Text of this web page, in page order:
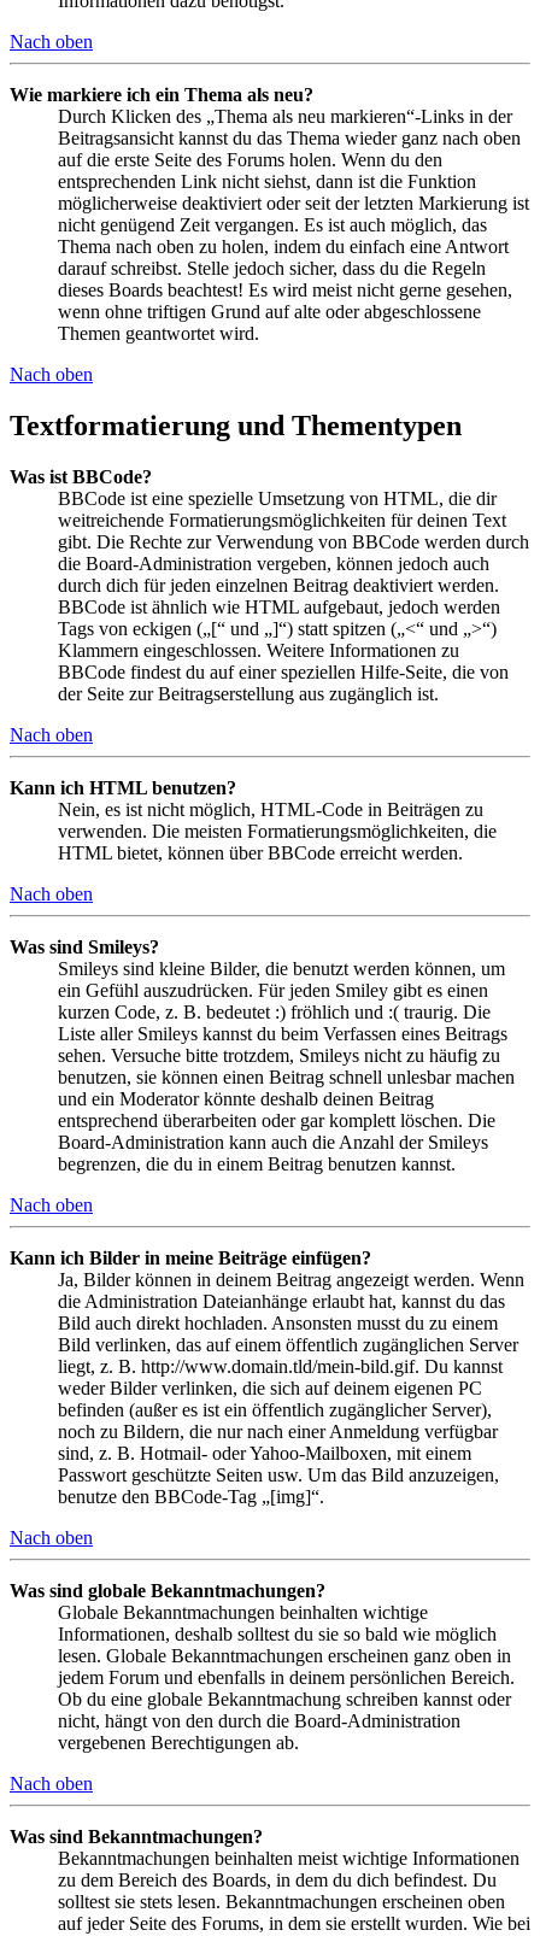
Nach oben
Wie markiere ich ein Thema als neu?
Durch Klicken des „Thema als neu markieren“-Links in der
Beitragsansicht kannst du das Thema wieder ganz nach oben
auf die erste Seite des Forums holen. Wenn du den
entsprechenden Link nicht siehst, dann ist die Funktion
möglicherweise deaktiviert oder seit der letzten Markierung ist
nicht genügend Zeit vergangen. Es ist auch möglich, das
Thema nach oben zu holen, indem du einfach eine Antwort
darauf schreibst. Stelle jedoch sicher, dass du die Regeln
dieses Boards beachtest! Es wird meist nicht gerne gesehen,
wenn ohne triftigen Grund auf alte oder abgeschlossene
Themen geantwortet wird.
Nach oben
Textformatierung und Thementypen
Was ist BBCode?
BBCode ist eine spezielle Umsetzung von HTML, die dir
weitreichende Formatierungsmöglichkeiten für deinen Text
gibt. Die Rechte zur Verwendung von BBCode werden durch
die Board-Administration vergeben, können jedoch auch
durch dich für jeden einzelnen Beitrag deaktiviert werden.
BBCode ist ähnlich wie HTML aufgebaut, jedoch werden
Tags von eckigen („[“ und „]“) statt spitzen („<“ und „>“)
Klammern eingeschlossen. Weitere Informationen zu
BBCode findest du auf einer speziellen Hilfe-Seite, die von
der Seite zur Beitragserstellung aus zugänglich ist.
Nach oben
Kann ich HTML benutzen?
Nein, es ist nicht möglich, HTML-Code in Beiträgen zu
verwenden. Die meisten Formatierungsmöglichkeiten, die
HTML bietet, können über BBCode erreicht werden.
Nach oben
Was sind Smileys?
Smileys sind kleine Bilder, die benutzt werden können, um
ein Gefühl auszudrücken. Für jeden Smiley gibt es einen
kurzen Code, z. B. bedeutet :) fröhlich und :( traurig. Die
Liste aller Smileys kannst du beim Verfassen eines Beitrags
sehen. Versuche bitte trotzdem, Smileys nicht zu häufig zu
benutzen, sie können einen Beitrag schnell unlesbar machen
und ein Moderator könnte deshalb deinen Beitrag
entsprechend überarbeiten oder gar komplett löschen. Die
Board-Administration kann auch die Anzahl der Smileys
begrenzen, die du in einem Beitrag benutzen kannst.
Nach oben
Kann ich Bilder in meine Beiträge einfügen?
Ja, Bilder können in deinem Beitrag angezeigt werden. Wenn
die Administration Dateianhänge erlaubt hat, kannst du das
Bild auch direkt hochladen. Ansonsten musst du zu einem
Bild verlinken, das auf einem öffentlich zugänglichen Server
liegt, z. B. http://www.domain.tld/mein-bild.gif. Du kannst
weder Bilder verlinken, die sich auf deinem eigenen PC
befinden (außer es ist ein öffentlich zugänglicher Server),
noch zu Bildern, die nur nach einer Anmeldung verfügbar
sind, z. B. Hotmail- oder Yahoo-Mailboxen, mit einem
Passwort geschützte Seiten usw. Um das Bild anzuzeigen,
benutze den BBCode-Tag „[img]“.
Nach oben
Was sind globale Bekanntmachungen?
Globale Bekanntmachungen beinhalten wichtige
Informationen, deshalb solltest du sie so bald wie möglich
lesen. Globale Bekanntmachungen erscheinen ganz oben in
jedem Forum und ebenfalls in deinem persönlichen Bereich.
Ob du eine globale Bekanntmachung schreiben kannst oder
nicht, hängt von den durch die Board-Administration
vergebenen Berechtigungen ab.
Nach oben
Was sind Bekanntmachungen?
Bekanntmachungen beinhalten meist wichtige Informationen
zu dem Bereich des Boards, in dem du dich befindest. Du
solltest sie stets lesen. Bekanntmachungen erscheinen oben
auf jeder Seite des Forums, in dem sie erstellt wurden. Wie bei